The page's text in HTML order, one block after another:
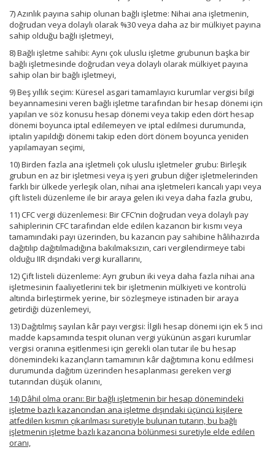
7) Azınlık payına sahip olunan bağlı işletme: Nihai ana işletmenin,
doğrudan veya dolaylı olarak %30 veya daha az bir mülkiyet payına
sahip olduğu bağlı işletmeyi,
8) Bağlı işletme sahibi: Aynı çok uluslu işletme grubunun başka bir
bağlı işletmesinde doğrudan veya dolaylı olarak mülkiyet payına
sahip olan bir bağlı işletmeyi,
9) Beş yıllık seçim: Küresel asgari tamamlayıcı kurumlar vergisi bilgi
beyannamesini veren bağlı işletme tarafından bir hesap dönemi için
yapılan ve söz konusu hesap dönemi veya takip eden dört hesap
dönemi boyunca iptal edilemeyen ve iptal edilmesi durumunda,
iptalin yapıldığı dönemi takip eden dört dönem boyunca yeniden
yapılamayan seçimi,
10) Birden fazla ana işletmeli çok uluslu işletmeler grubu: Birleşik
grubun en az bir işletmesi veya iş yeri grubun diğer işletmelerinden
farklı bir ülkede yerleşik olan, nihai ana işletmeleri kancalı yapı veya
çift listeli düzenleme ile bir araya gelen iki veya daha fazla grubu,
11) CFC vergi düzenlemesi: Bir CFC’nin doğrudan veya dolaylı pay
sahiplerinin CFC tarafından elde edilen kazancın bir kısmı veya
tamamındaki payı üzerinden, bu kazancın pay sahibine hâlihazırda
dağıtılıp dağıtılmadığına bakılmaksızın, cari vergilendirmeye tabi
olduğu IIR dışındaki vergi kurallarını,
12) Çift listeli düzenleme: Ayrı grubun iki veya daha fazla nihai ana
işletmesinin faaliyetlerini tek bir işletmenin mülkiyeti ve kontrolü
altında birleştirmek yerine, bir sözleşmeye istinaden bir araya
getirdiği düzenlemeyi,
13) Dağıtılmış sayılan kâr payı vergisi: İlgili hesap dönemi için ek 5 inci
madde kapsamında tespit olunan vergi yükünün asgari kurumlar
vergisi oranına eşitlenmesi için gerekli olan tutar ile bu hesap
dönemindeki kazançların tamamının kâr dağıtımına konu edilmesi
durumunda dağıtım üzerinden hesaplanması gereken vergi
tutarından düşük olanını,
14) Dâhil olma oranı: Bir bağlı işletmenin bir hesap dönemindeki
işletme bazlı kazancından ana işletme dışındaki üçüncü kişilere
atfedilen kısmın çıkarılması suretiyle bulunan tutarın, bu bağlı
işletmenin işletme bazlı kazancına bölünmesi suretiyle elde edilen
oranı,